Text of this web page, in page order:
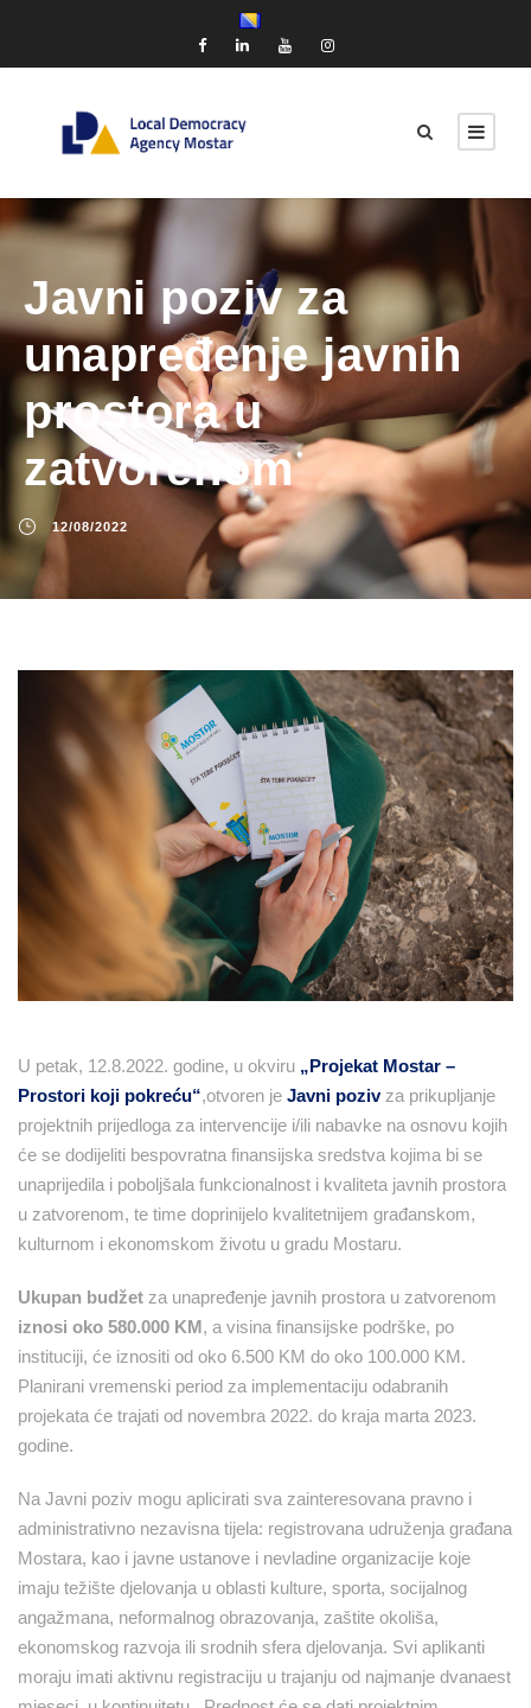
Javni poziv za
unapređenje javnih
prostora u
zatvorenom
12/08/2022
U petak, 12.8.2022. godine, u okviru „Projekat Mostar –
Prostori koji pokreću“,otvoren je Javni pozivza prikupljanje
projektnih prijedloga za intervencije i/ili nabavke na osnovu kojih
će se dodijeliti bespovratna finansijska sredstva kojima bi se
unaprijedila i poboljšala funkcionalnost i kvaliteta javnih prostora
u zatvorenom, te time doprinijelo kvalitetnijem građanskom,
kulturnom i ekonomskom životu u gradu Mostaru.
Ukupan budžet za unapređenje javnih prostora u zatvorenom
iznosi oko 580.000 KM, a visina finansijske podrške, po
instituciji, će iznositi od oko 6.500 KM do oko 100.000 KM.
Planirani vremenski period za implementaciju odabranih
projekata će trajati od novembra 2022. do kraja marta 2023.
godine.
Na Javni poziv mogu aplicirati sva zainteresovana pravno i
administrativno nezavisna tijela: registrovana udruženja građana
Mostara, kao i javne ustanove i nevladine organizacije koje
imaju težište djelovanja u oblasti kulture, sporta, socijalnog
angažmana, neformalnog obrazovanja, zaštite okoliša,
ekonomskog razvoja ili srodnih sfera djelovanja. Svi aplikanti
moraju imati aktivnu registraciju u trajanju od najmanje dvanaest